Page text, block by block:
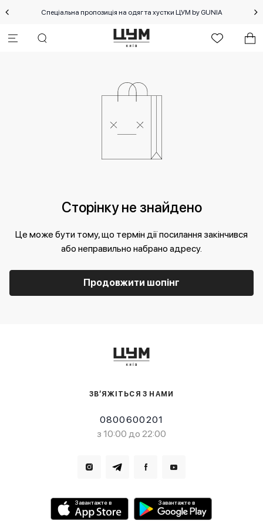
Спеціальна пропозиція на одяг та хустки ЦУМ by GUNIA
Сторінку не знайдено
Це може бути тому, що термін дії посилання закінчився
або неправильно набрано адресу.
Продовжити шопінг
ЗВ’ЯЖІТЬСЯ З НАМИ
0800600201
з 10:00 до 22:00
Завантажте в Завантажте в